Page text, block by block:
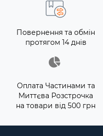
Повернення та обмін
протягом 14 днів
Оплата Частинами та
Миттєва Розстрочка
на товари від 500 грн